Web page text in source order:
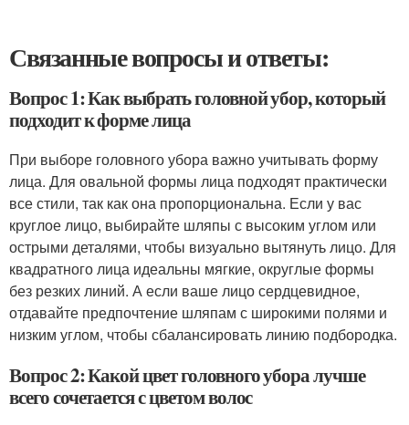
Связанные вопросы и ответы:
Вопрос 1: Как выбрать головной убор, который
подходит к форме лица
При выборе головного убора важно учитывать форму
лица. Для овальной формы лица подходят практически
все стили, так как она пропорциональна. Если у вас
круглое лицо, выбирайте шляпы с высоким углом или
острыми деталями, чтобы визуально вытянуть лицо. Для
квадратного лица идеальны мягкие, округлые формы
без резких линий. А если ваше лицо сердцевидное,
отдавайте предпочтение шляпам с широкими полями и
низким углом, чтобы сбалансировать линию подбородка.
Вопрос 2: Какой цвет головного убора лучше
всего сочетается с цветом волос